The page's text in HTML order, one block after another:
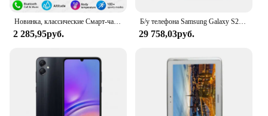
Новинка, классические Смарт-часы для Samsung Galaxy Watch 6, мужские Смарт-часы с HD-экраном AMOLED, голосовым помощником, Bluetooth, звонками, планшетом, умные часы для женщин
2 285,95руб.
Б/у телефона Samsung Galaxy S20+ S20 Plus 5G G9860 Dual Sim 12 ГБ ОЗУ 128 ГБ ПЗУ 6,7 дюйма Snapdragon NFC
29 758,03руб.